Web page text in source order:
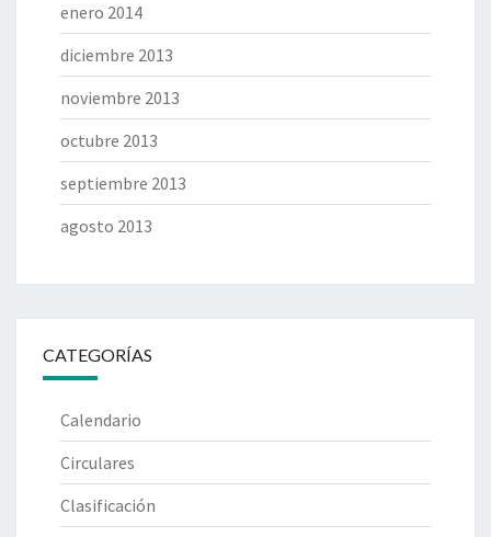
enero 2014
diciembre 2013
noviembre 2013
octubre 2013
septiembre 2013
agosto 2013
CATEGORÍAS
Calendario
Circulares
Clasificación